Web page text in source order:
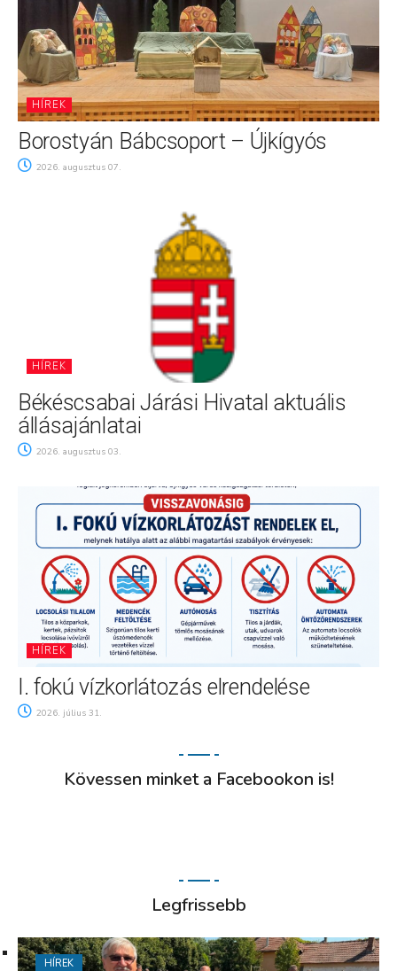
HÍREK
Borostyán Bábcsoport – Újkígyós
2026. augusztus 07.
HÍREK
Békéscsabai Járási Hivatal aktuális
állásajánlatai
2026. augusztus 03.
HÍREK
I. fokú vízkorlátozás elrendelése
2026. július 31.
Kövessen minket a Facebookon is!
Legfrissebb
HÍREK